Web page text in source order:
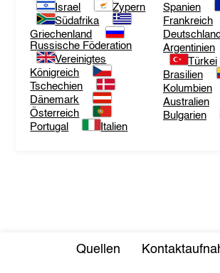
Israel
Zypern
Südafrika
Griechenland
Russische Föderation
Vereinigtes
Königreich
Tschechien
Dänemark
Österreich
Portugal
Italien
Spanien
Frankreich
Deutschland
Argentinien
Türkei
Brasilien
Kolumbien
Australien
Bulgarien
Quellen